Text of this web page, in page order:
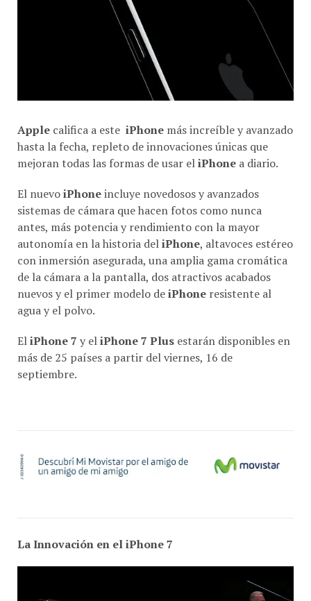
Apple califica a este iPhone más increíble y avanzado
hasta la fecha, repleto de innovaciones únicas que
mejoran todas las formas de usar eliPhone a diario.
El nuevoiPhoneincluye novedosos y avanzados
sistemas de cámara que hacen fotos como nunca
antes, más potencia y rendimiento con la mayor
autonomía en la historia deliPhone, altavoces estéreo
con inmersión asegurada, una amplia gama cromática
de la cámara a la pantalla, dos atractivos acabados
nuevos y el primer modelo deiPhone resistente al
agua y el polvo.
EliPhone 7 y eliPhone 7 Plus estarán disponibles en
más de 25 países a partir del viernes, 16 de
septiembre.
La Innovación en el iPhone 7